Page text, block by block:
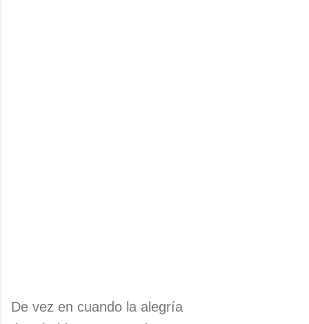
De vez en cuando la alegría